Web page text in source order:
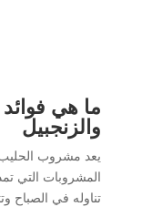
ما هي
والزنجبيل
يعد مشروب
المشروبات التي
تناوله في الصباح